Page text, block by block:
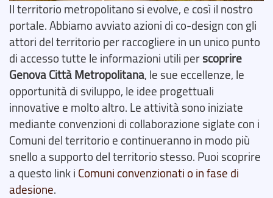
Il territorio metropolitano si evolve, e così il nostro
portale. Abbiamo avviato azioni di co-design con gli
attori del territorio per raccogliere in un unico punto
di accesso tutte le informazioni utili perscoprire
Genova Città Metropolitana, le sue eccellenze, le
opportunità di sviluppo, le idee progettuali
innovative e molto altro. Le attività sono iniziate
mediante convenzioni di collaborazione siglate con i
Comuni del territorio e continueranno in modo più
snello a supporto del territorio stesso. Puoi scoprire
a questo link i Comuni convenzionati o in fase di
adesione.